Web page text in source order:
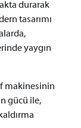
durarak
tasarımı
yaygın
makinesinin
gücü ile,